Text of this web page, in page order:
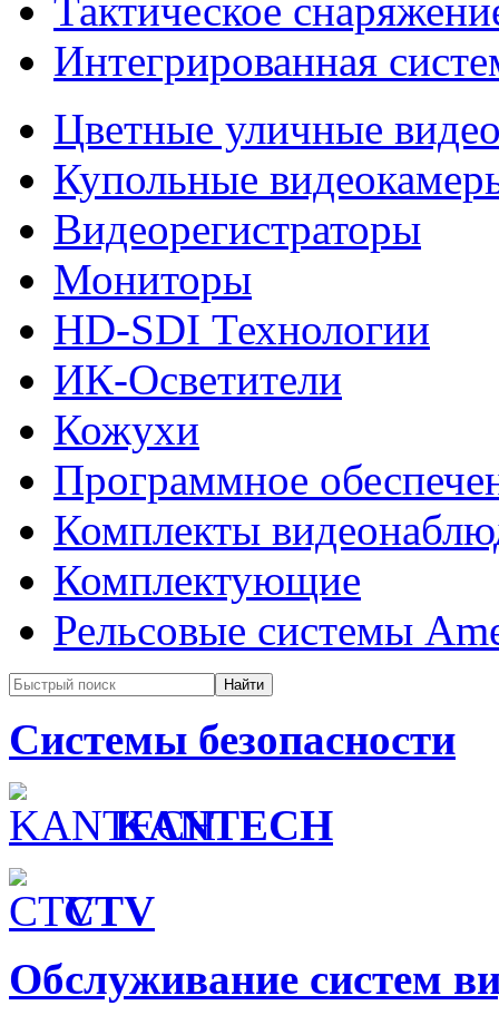
Тактическое
Интегрированная
Цветные уличные
Купольные
Видеорегистраторы
Мониторы
HD-SDI Технологии
ИК-Осветители
Кожухи
Программное
Комплекты
Комплектующие
Рельсовые системы
Системы безопасности
KANTECH
CTV
Обслуживание систем